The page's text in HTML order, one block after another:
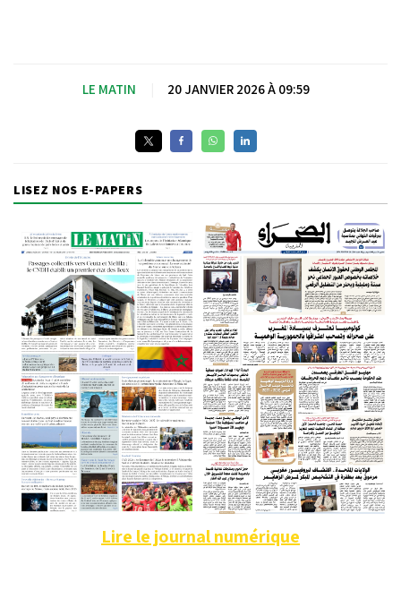
LE MATIN 20 JANVIER 2026 À 09:59
LISEZ NOS E-PAPERS
Lire le journal numérique